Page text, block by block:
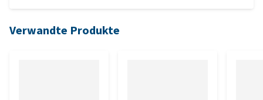
Verwandte Produkte